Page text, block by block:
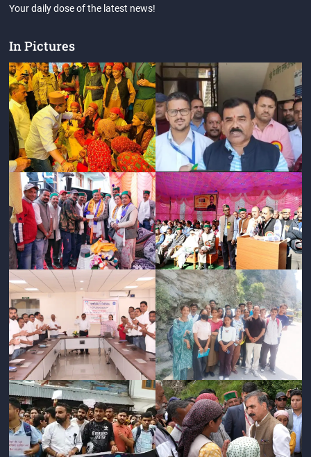
Your daily dose of the latest news!
In Pictures